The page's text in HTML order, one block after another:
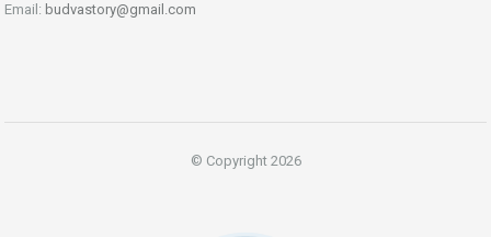
Email: budvastory@gmail.com
© Copyright 2026